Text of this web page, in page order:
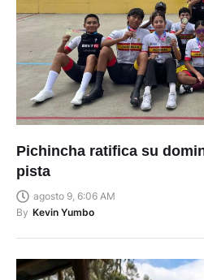
Pichincha ratifica su
pista
agosto 9, 6:06 AM
By Kevin Yumbo